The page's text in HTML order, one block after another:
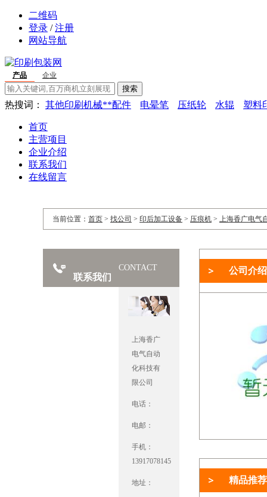
二维码
登录 /注册
网站导航
产品 企业
搜索
热搜词： 其他印刷机械**配件 电晕笔 压纸轮 水辊 塑料
首页
主营项目
企业介绍
联系我们
在线留言
当前位置： 首页 > 找公司 > 印后加工设备 > 压痕机 > 上海香广电气
联系我们
CONTACT
上海香广
电气自动
化科技有
限公司
电话：
电邮：
手机：
13917078145
地址：
公司介绍
精品推荐